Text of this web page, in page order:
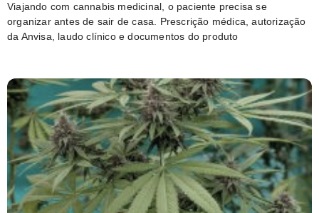
Viajando com cannabis medicinal, o paciente precisa se
organizar antes de sair de casa. Prescrição médica, autorização
da Anvisa, laudo clínico e documentos do produto